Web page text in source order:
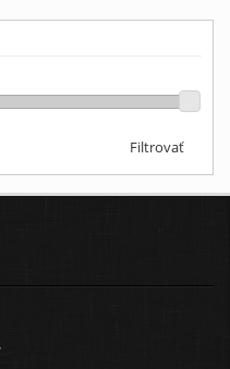
Filtrovať